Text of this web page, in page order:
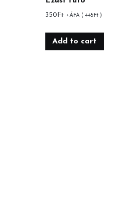
350 Ft +ÁFA ( 445 Ft )
Add to cart